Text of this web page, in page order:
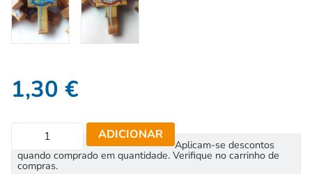
1,30 €
ADICIONAR
Aplicam-se descontos
quando comprado em quantidade. Verifique no carrinho de
compras.